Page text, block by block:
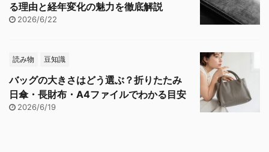
る理由と経年変化の魅力を徹底解説
2026/6/22
読み物 豆知識
バッグの大きさはどう選ぶ？折りたたみ
日傘・長財布・A4ファイルでわかる目安
2026/6/19